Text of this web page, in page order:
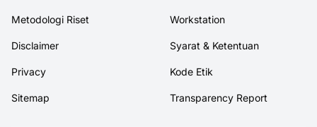
Metodologi Riset Workstation
Disclaimer Syarat & Ketentuan
Privacy Kode Etik
Sitemap Transparency Report